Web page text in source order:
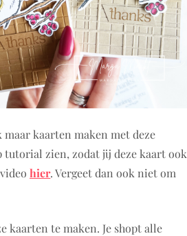
maar kaarten maken met deze
tutorial zien, zodat jij deze kaart ook
videohier. Vergeet dan ook niet om
kaarten te maken. Je shopt alle